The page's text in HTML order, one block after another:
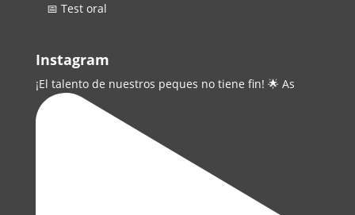
📅 Test oral
Instagram
¡El talento de nuestros peques no tiene fin! 🌟 As